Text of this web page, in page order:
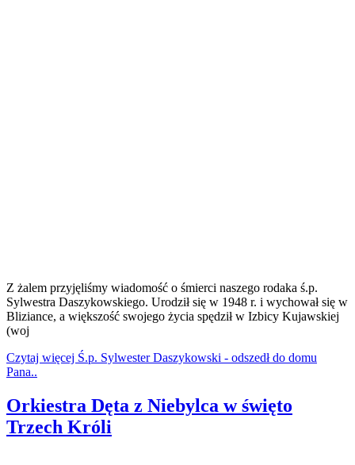
Z żalem przyjęliśmy wiadomość o śmierci naszego rodaka ś.p.
Sylwestra Daszykowskiego. Urodził się w 1948 r. i wychował się w
Bliziance, a większość swojego życia spędził w Izbicy Kujawskiej
(woj
Czytaj więcej Ś.p. Sylwester Daszykowski - odszedł do domu
Pana..
Orkiestra Dęta z Niebylca w święto
Trzech Króli